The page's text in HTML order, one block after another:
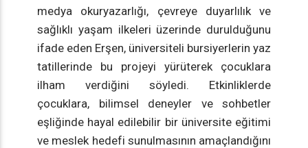
medya okuryazarlığı, çevreye duyarlılık ve
sağlıklı yaşam ilkeleri üzerinde durulduğunu
ifade eden Erşen, üniversiteli bursiyerlerin yaz
tatillerinde bu projeyi yürüterek çocuklara
ilham verdiğini söyledi. Etkinliklerde
çocuklara, bilimsel deneyler ve sohbetler
eşliğinde hayal edilebilir bir üniversite eğitimi
ve meslek hedefi sunulmasının amaçlandığını